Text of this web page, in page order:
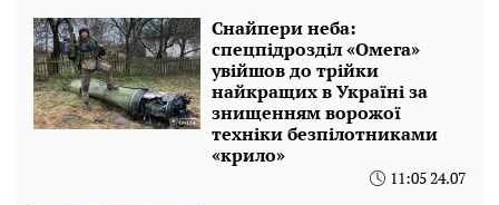
Снайпери неба:
спецпідрозділ «Омега»
увійшов до трійки
найкращих в Україні за
знищенням ворожої
техніки безпілотниками
«крило»
11:05 24.07